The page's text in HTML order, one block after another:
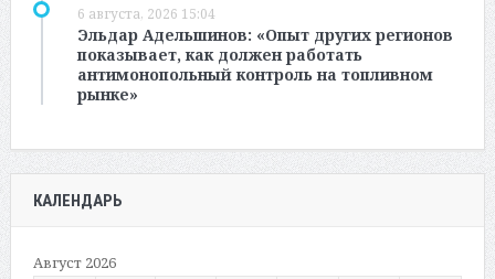
6 августа, 2026 15:04
Эльдар Адельшинов: «Опыт других регионов
показывает, как должен работать
антимонопольный контроль на топливном
рынке»
КАЛЕНДАРЬ
Август 2026